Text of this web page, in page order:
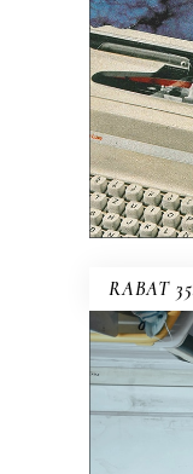
RABAT